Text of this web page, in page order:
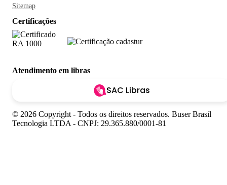
Sitemap
Certificações
Atendimento em libras
SAC Libras
© 2026 Copyright - Todos os direitos reservados. Buser Brasil
Tecnologia LTDA - CNPJ: 29.365.880/0001-81